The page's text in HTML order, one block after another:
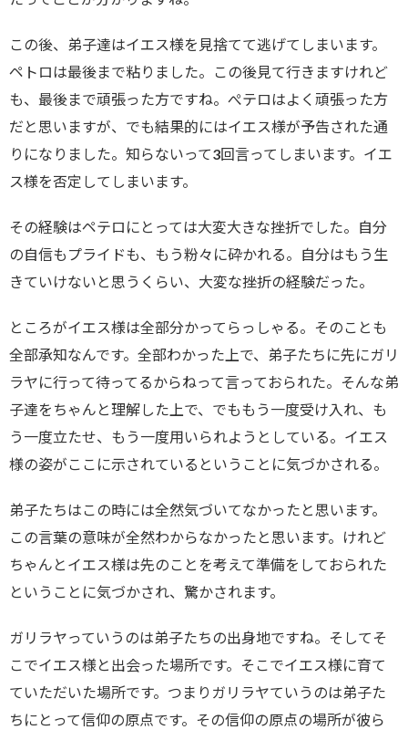
この後、弟子達はイエス様を見捨てて逃げてしまいます。
ペトロは最後まで粘りました。この後見て行きますけれど
も、最後まで頑張った方ですね。ぺテロはよく頑張った方
だと思いますが、でも結果的にはイエス様が予告された通
りになりました。知らないって3回言ってしまいます。イエ
ス様を否定してしまいます。
その経験はペテロにとっては大変大きな挫折でした。自分
の自信もプライドも、もう粉々に砕かれる。自分はもう生
きていけないと思うくらい、大変な挫折の経験だった。
ところがイエス様は全部分かってらっしゃる。そのことも
全部承知なんです。全部わかった上で、弟子たちに先にガリ
ラヤに行って待ってるからねって言っておられた。そんな弟
子達をちゃんと理解した上で、でももう一度受け入れ、も
う一度立たせ、もう一度用いられようとしている。イエス
様の姿がここに示されているということに気づかされる。
弟子たちはこの時には全然気づいてなかったと思います。
この言葉の意味が全然わからなかったと思います。けれど
ちゃんとイエス様は先のことを考えて準備をしておられた
ということに気づかされ、驚かされます。
ガリラヤっていうのは弟子たちの出身地ですね。そしてそ
こでイエス様と出会った場所です。そこでイエス様に育て
ていただいた場所です。つまりガリラヤていうのは弟子た
ちにとって信仰の原点です。その信仰の原点の場所が彼ら